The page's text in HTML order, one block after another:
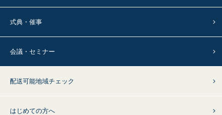
式典・催事
会議・セミナー
配送可能地域チェック
はじめての方へ